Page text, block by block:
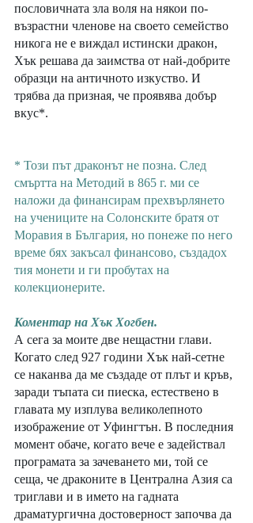
пословичната зла воля на някои по-
възрастни членове на своето семейство
никога не е виждал истински дракон,
Хък решава да заимства от най-добрите
образци на античното изкуство. И
трябва да призная, че проявява добър
вкус*.
* Този път драконът не позна. След
смъртта на Методий в 865 г. ми се
наложи да финансирам прехвърлянето
на учениците на Солонските братя от
Моравия в България, но понеже по него
време бях закъсал финансово, създадох
тия монети и ги пробутах на
колекционерите.
Коментар на Хък Хогбен.
А сега за моите две нещастни глави.
Когато след 927 години Хък най-сетне
се наканва да ме създаде от плът и кръв,
заради тъпата си пиеска, естествено в
главата му изплува великолепното
изображение от Уфингтън. В последния
момент обаче, когато вече е задействал
програмата за зачеването ми, той се
сеща, че драконите в Централна Азия са
триглави и в името на гадната
драматургична достоверност започва да